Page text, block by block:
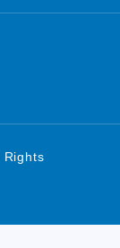
Rights